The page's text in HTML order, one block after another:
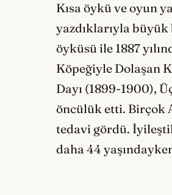
Kısa öykü ve oyun
yazdıklarıyla
öyküsü ile 1887
Köpeğiyle Dolaşan
Dayı (1899-1900),
öncülük etti. Birçok
tedavi gördü.
daha 44